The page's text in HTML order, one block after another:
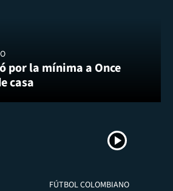
por la mínima a Once
casa
FÚTBOL COLOMBIANO